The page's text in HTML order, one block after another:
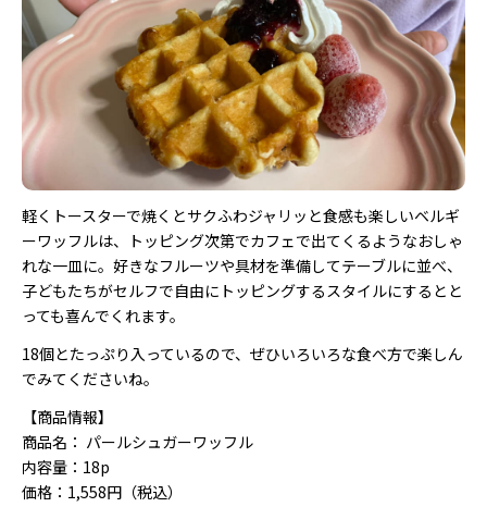
軽くトースターで焼くとサクふわジャリッと食感も楽しいベルギ
ーワッフルは、トッピング次第でカフェで出てくるようなおしゃ
れな一皿に。好きなフルーツや具材を準備してテーブルに並べ、
子どもたちがセルフで自由にトッピングするスタイルにするとと
っても喜んでくれます。
18個とたっぷり入っているので、ぜひいろいろな食べ方で楽しん
でみてくださいね。
【商品情報】
商品名： パールシュガーワッフル
内容量：18p
価格：1,558円（税込）